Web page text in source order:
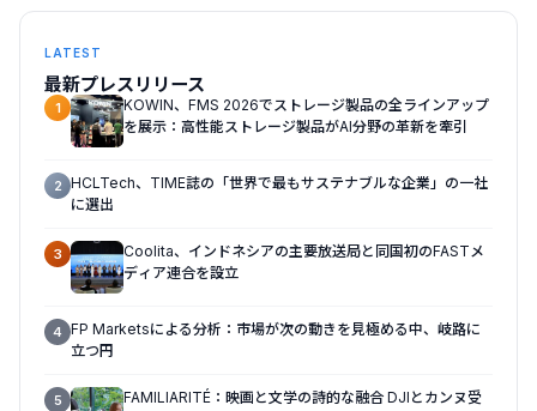
LATEST
最新プレスリリース
1
KOWIN、FMS 2026でストレージ製品の全ラインアップ
を展示：高性能ストレージ製品がAI分野の革新を牽引
2 HCLTech、TIME誌の「世界で最もサステナブルな企業」の一社
に選出
3
Coolita、インドネシアの主要放送局と同国初のFASTメ
ディア連合を設立
4 FP Marketsによる分析：市場が次の動きを見極める中、岐路に
立つ円
5
FAMILIARITÉ：映画と文学の詩的な融合 DJIとカンヌ受